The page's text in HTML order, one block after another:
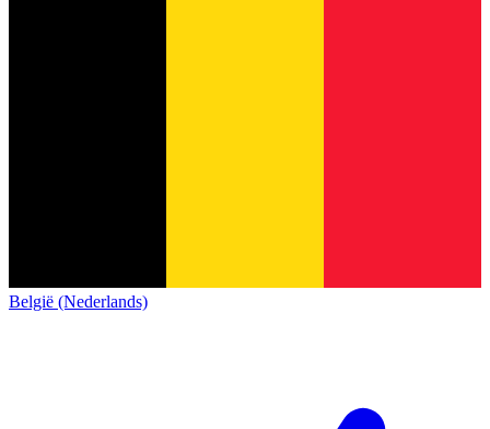
België (Nederlands)